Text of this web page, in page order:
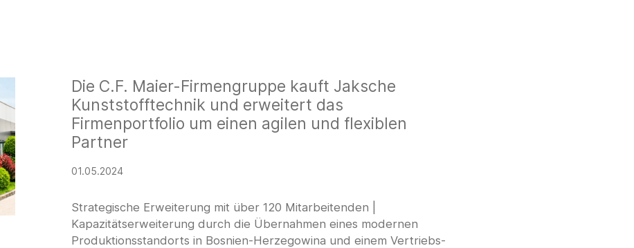
Die C.F. Maier-Firmengruppe kauft Jaksche
Kunststofftechnik und erweitert das
Firmenportfolio um einen agilen und flexiblen
Partner
01.05.2024
Strategische Erweiterung mit über 120 Mitarbeitenden |
Kapazitätserweiterung durch die Übernahmen eines modernen
Produktionsstandorts in Bosnien-Herzegowina und einem Vertriebs-